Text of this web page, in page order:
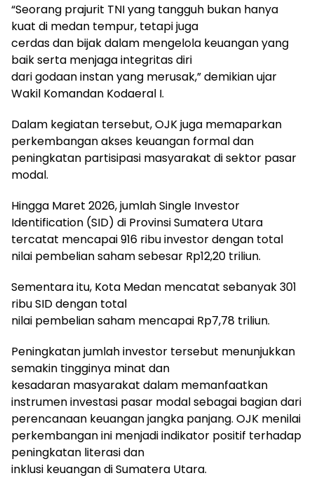
“Seorang prajurit TNI yang tangguh bukan hanya
kuat di medan tempur, tetapi juga
cerdas dan bijak dalam mengelola keuangan yang
baik serta menjaga integritas diri
dari godaan instan yang merusak,” demikian ujar
Wakil Komandan Kodaeral I.
Dalam kegiatan tersebut, OJK juga memaparkan
perkembangan akses keuangan formal dan
peningkatan partisipasi masyarakat di sektor pasar
modal.
Hingga Maret 2026, jumlah Single Investor
Identification (SID) di Provinsi Sumatera Utara
tercatat mencapai 916 ribu investor dengan total
nilai pembelian saham sebesar Rp12,20 triliun.
Sementara itu, Kota Medan mencatat sebanyak 301
ribu SID dengan total
nilai pembelian saham mencapai Rp7,78 triliun.
Peningkatan jumlah investor tersebut menunjukkan
semakin tingginya minat dan
kesadaran masyarakat dalam memanfaatkan
instrumen investasi pasar modal sebagai bagian dari
perencanaan keuangan jangka panjang. OJK menilai
perkembangan ini menjadi indikator positif terhadap
peningkatan literasi dan
inklusi keuangan di Sumatera Utara.